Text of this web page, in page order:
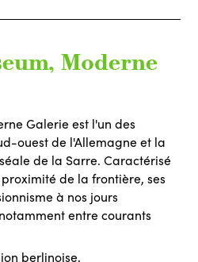
Moderne
Galerie est l'un des
ouest de l'Allemagne et la
de la Sarre. Caractérisé
de la frontière, ses
à nos jours
entre courants
berlinoise,